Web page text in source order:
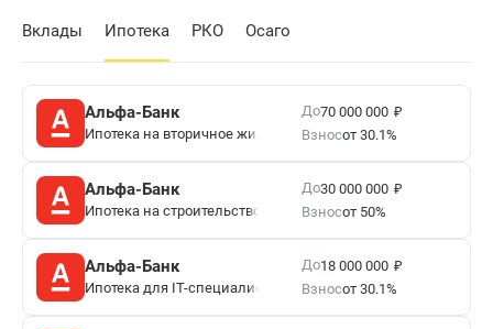
Вклады Ипотека РКО Осаго
Альфа-Банк
Ипотека на вторичное жилье
До70 000 000 ₽
Взносот 30.1%
Альфа-Банк
Ипотека на строительство дома
До30 000 000 ₽
Взносот 50%
Альфа-Банк
Ипотека для IT-специалистов
До18 000 000 ₽
Взносот 30.1%